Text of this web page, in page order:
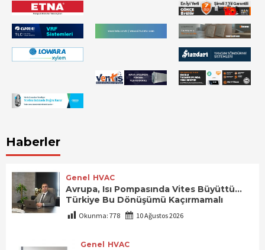
Haberler
Genel HVAC
Avrupa, Isı Pompasında Vites Büyüttü…
Türkiye Bu Dönüşümü Kaçırmamalı
Okunma:778 10 Ağustos 2026
Genel HVAC